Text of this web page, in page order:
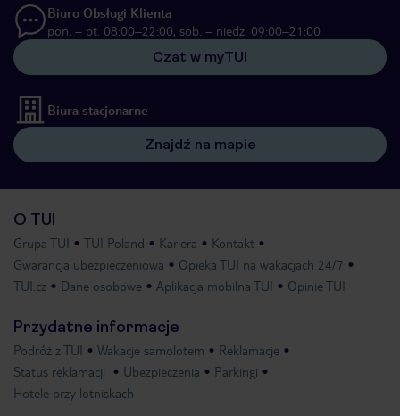
Biuro Obsługi Klienta
pon. – pt. 08:00–22:00, sob. – niedz. 09:00–21:00
Czat w myTUI
Biura stacjonarne
Znajdź na mapie
O TUI
Grupa TUI TUI Poland Kariera
Kontakt
Gwarancja ubezpieczeniowa
Opieka TUI na wakacjach 24/7
TUI.cz
Dane osobowe Aplikacja mobilna TUI Opinie TUI
Przydatne informacje
Podróż z TUI Wakacje samolotem
Reklamacje
Status reklamacji
Ubezpieczenia
Parkingi
Hotele przy lotniskach